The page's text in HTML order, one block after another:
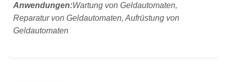
Anwendungen:Wartung von Geldautomaten,
Reparatur von Geldautomaten, Aufrüstung von
Geldautomaten